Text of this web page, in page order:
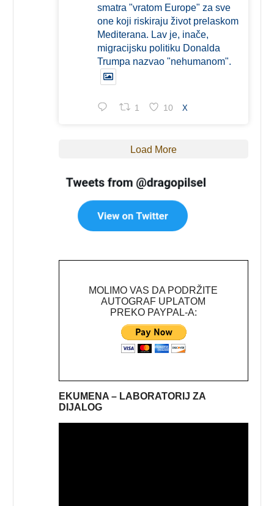
smatra "vratom Europe" za sve
one koji riskiraju život prelaskom
Mediterana. Lav je, inače,
migracijsku politiku Donalda
Trumpa nazvao "nehumanom".
1 10 X
Load More
MOLIMO VAS DA PODRŽITE
AUTOGRAF UPLATOM
PREKO PAYPAL-A:
EKUMENA – LABORATORIJ ZA
DIJALOG